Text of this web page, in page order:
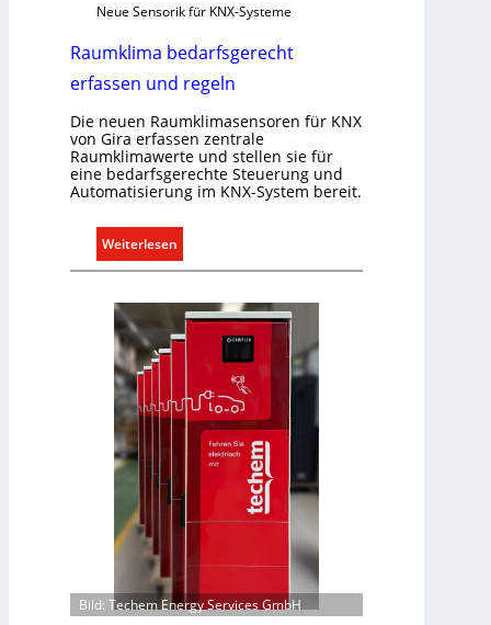
Neue Sensorik für KNX-Systeme
Raumklima bedarfsgerecht
erfassen und regeln
Die neuen Raumklimasensoren für KNX
von Gira erfassen zentrale
Raumklimawerte und stellen sie für
eine bedarfsgerechte Steuerung und
Automatisierung im KNX-System bereit.
Weiterlesen
R
u
m
i
m
e
s
Bild: Techem Energy Services GmbH